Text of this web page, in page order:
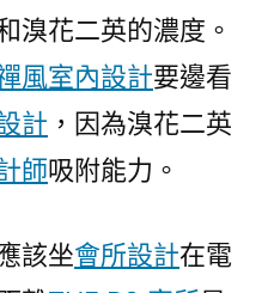
國
發
JIUYI
俱
住
設
溴花二英的濃度。
風室內設計要邊看
計 ，因為溴花二英
師吸附能力。
該坐會所設計在電